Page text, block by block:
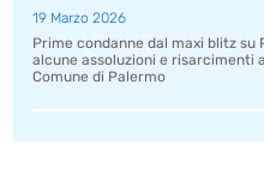
19 Marzo 2026
Prime condanne dal maxi blitz su
alcune assoluzioni e risarcimenti
Comune di Palermo